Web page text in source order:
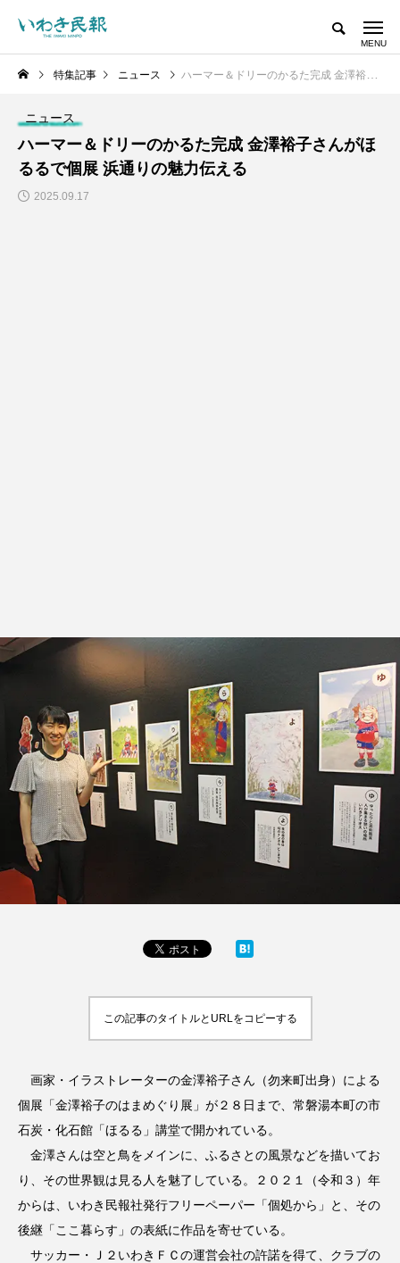
特集記事 ニュース ハーマー＆ドリーのかるた完成 金澤裕子さんがほるるで個展 浜通りの魅力伝える
ニュース
ハーマー＆ドリーのかるた完成 金澤裕子さんがほ
るるで個展 浜通りの魅力伝える
2025.09.17
この記事のタイトルとURLをコピーする
画家・イラストレーターの金澤裕子さん（勿来町出身）による
個展「金澤裕子のはまめぐり展」が２８日まで、常磐湯本町の市
石炭・化石館「ほるる」講堂で開かれている。
金澤さんは空と鳥をメインに、ふるさとの風景などを描いてお
り、その世界観は見る人を魅了している。２０２１（令和３）年
からは、いわき民報社発行フリーペーパー「個処から」と、その
後継「ここ暮らす」の表紙に作品を寄せている。
サッカー・Ｊ２いわきＦＣの運営会社の許諾を得て、クラブの